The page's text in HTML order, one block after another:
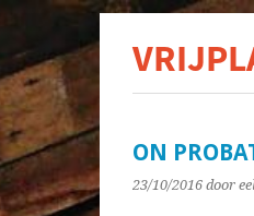
ON
23/10/2016 door